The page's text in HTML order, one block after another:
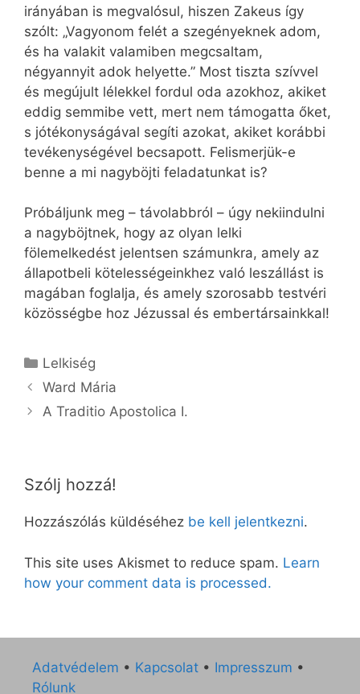
irányában is megvalósul, hiszen Zakeus így
szólt: „Vagyonom felét a szegényeknek adom,
és ha valakit valamiben megcsaltam,
négyannyit adok helyette.” Most tiszta szívvel
és megújult lélekkel fordul oda azokhoz, akiket
eddig semmibe vett, mert nem támogatta őket,
s jótékonyságával segíti azokat, akiket korábbi
tevékenységével becsapott. Felismerjük-e
benne a mi nagyböjti feladatunkat is?
Próbáljunk meg – távolabbról – úgy nekiindulni
a nagyböjtnek, hogy az olyan lelki
fölemelkedést jelentsen számunkra, amely az
állapotbeli kötelességeinkhez való leszállást is
magában foglalja, és amely szorosabb testvéri
közösségbe hoz Jézussal és embertársainkkal!
Kategória
Lelkiség
Ward Mária
A Traditio Apostolica I.
Szólj hozzá!
Hozzászólás küldéséhez be kell jelentkezni.
This site uses Akismet to reduce spam. Learn
how your comment data is processed.
Adatvédelem • Kapcsolat • Impresszum •
Rólunk